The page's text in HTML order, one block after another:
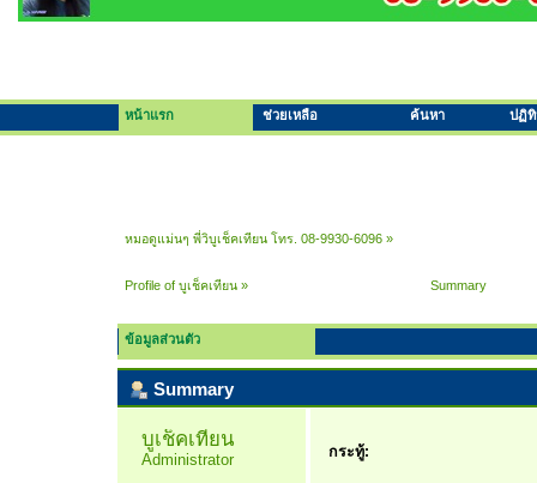
หน้าแรก ช่วยเหลือ ค้นหา ปฏิ
หมอดูแม่นๆ พี่วิบูเช็คเทียน โทร. 08-9930-6096 »
Profile of บูเช็คเทียน » Summary
ข้อมูลส่วนตัว
Summary
บูเช็คเทียน
Administrator กระทู้: